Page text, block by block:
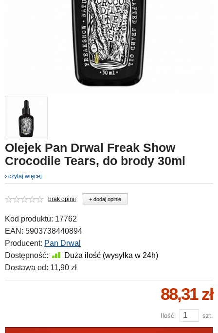
Olejek Pan Drwal Freak Show
Crocodile Tears, do brody 30ml
czytaj więcej
brak opinii + dodaj opinie
Kod produktu: 17762
EAN: 5903738440894
Producent: Pan Drwal
Dostępność:
Duża ilość (wysyłka w 24h)
Dostawa od: 11,90 zł
88,31 zł
Ilość: szt.